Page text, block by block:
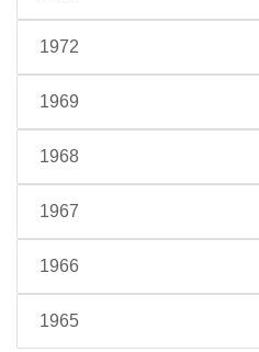
1972
1969
1968
1967
1966
1965